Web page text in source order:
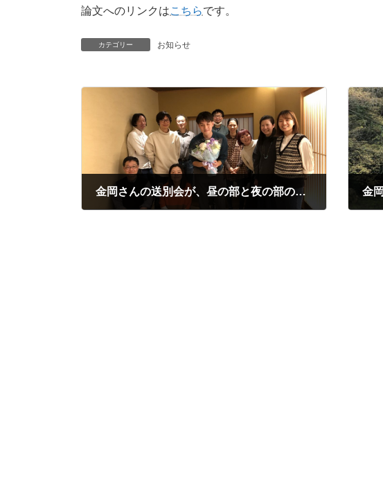
論文へのリンクはこちらです。
カテゴリー お知らせ
金岡さんの送別会が、昼の部と夜の部の２回に分けて開催されました。